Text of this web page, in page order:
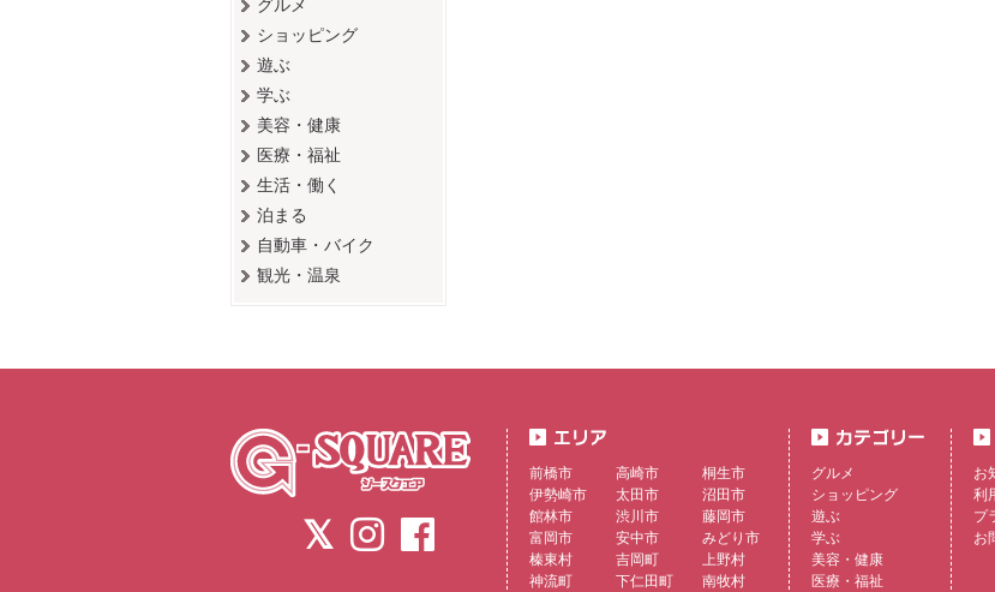
グルメ
ショッピング
遊ぶ
学ぶ
美容・健康
医療・福祉
生活・働く
泊まる
自動車・バイク
観光・温泉
前橋市 高崎市
桐生市
伊勢崎市
太田市
沼田市
館林市
渋川市
藤岡市
富岡市
安中市
みどり市
榛東村
吉岡町
上野村
神流町
下仁田町 南牧村
グルメ
ショッピング
遊ぶ
学ぶ
美容・健康
医療・福祉
お
利
プ
お